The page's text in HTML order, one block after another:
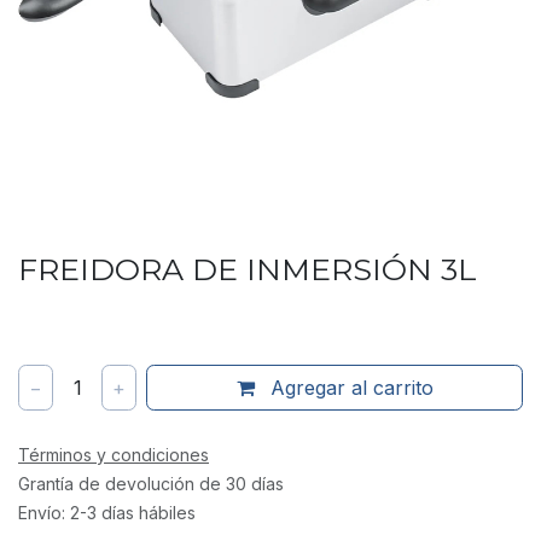
FREIDORA DE INMERSIÓN 3L
− 1 + Agregar al carrito
Términos y condiciones
Grantía de devolución de 30 días
Envío: 2-3 días hábiles